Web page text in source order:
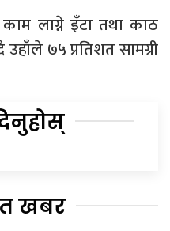
काम लाग्ने इँटा तथा काठ
उहाँले ७५ प्रतिशत सामग्री
खबर